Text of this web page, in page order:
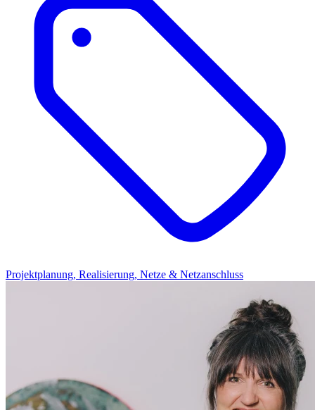
Projektplanung, Realisierung, Netze & Netzanschluss